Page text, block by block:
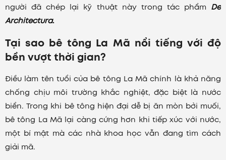
người đã chép lại kỹ thuật này trong tác phẩm De
Architectura.
Tại sao bê tông La Mã nổi tiếng với độ
bền vượt thời gian?
Điều làm tên tuổi của bê tông La Mã chính là khả năng
chống chịu môi trường khắc nghiệt, đặc biệt là nước
biển. Trong khi bê tông hiện đại dễ bị ăn mòn bởi muối,
bê tông La Mã lại càng cứng hơn khi tiếp xúc với nước,
một bí mật mà các nhà khoa học vẫn đang tìm cách
giải mã.